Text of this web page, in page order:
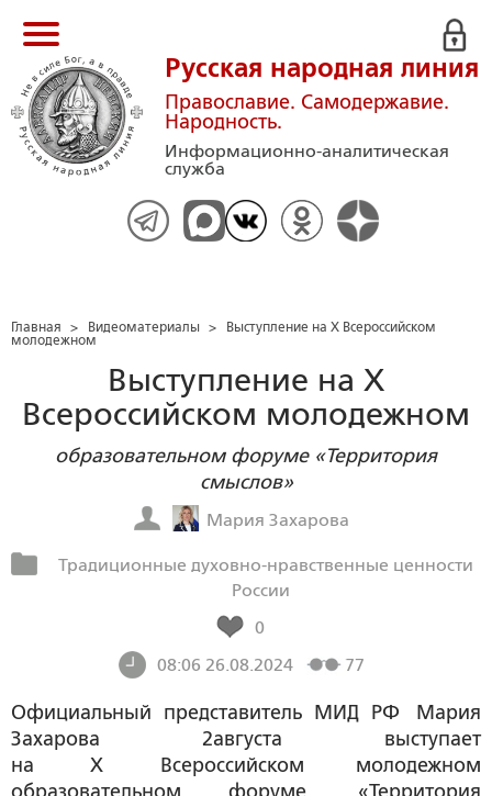
Русская народная линия
Православие. Самодержавие.
Народность.
Информационно-аналитическая
служба
Главная > Видеоматериалы >
Выступление на X Всероссийском
молодежном
Выступление на X
Всероссийском молодежном
образовательном форуме «Территория
смыслов»
Мария Захарова
Традиционные духовно-нравственные ценности
России
0
08:06 26.08.2024
77
Официальный представитель МИД РФ Мария
Захарова 2августа выступает
на X Всероссийском молодежном
образовательном форуме «Территория